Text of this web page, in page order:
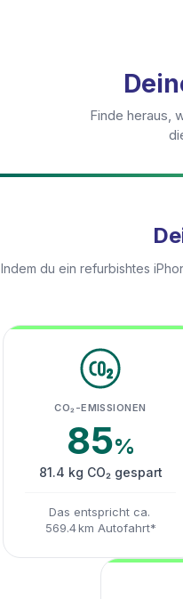
Finde heraus,
Indem du ein refurbishtes
CO₂-EMISSIONEN
85%
81.4 kg CO₂ gespart
Das entspricht ca.
569.4 km Autofahrt*